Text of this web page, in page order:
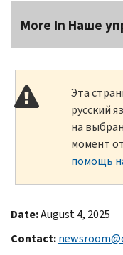
More In Наше
Эта
русский
на
момент
помощь
Date:August 4, 2025
Contact: